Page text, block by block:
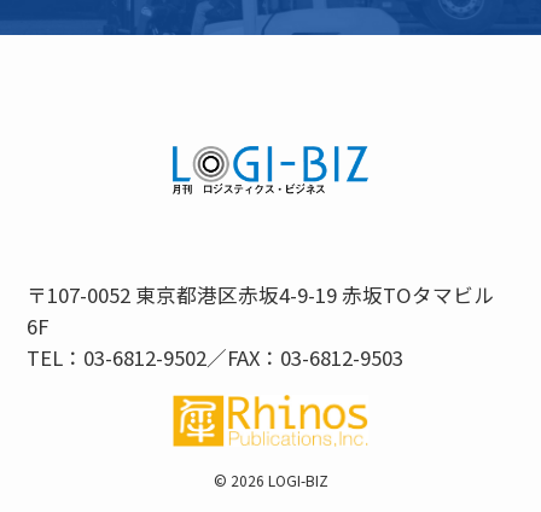
〒107-0052 東京都港区赤坂4-9-19 赤坂TOタマビル
6F
TEL：03-6812-9502／FAX：03-6812-9503
© 2026 LOGI-BIZ